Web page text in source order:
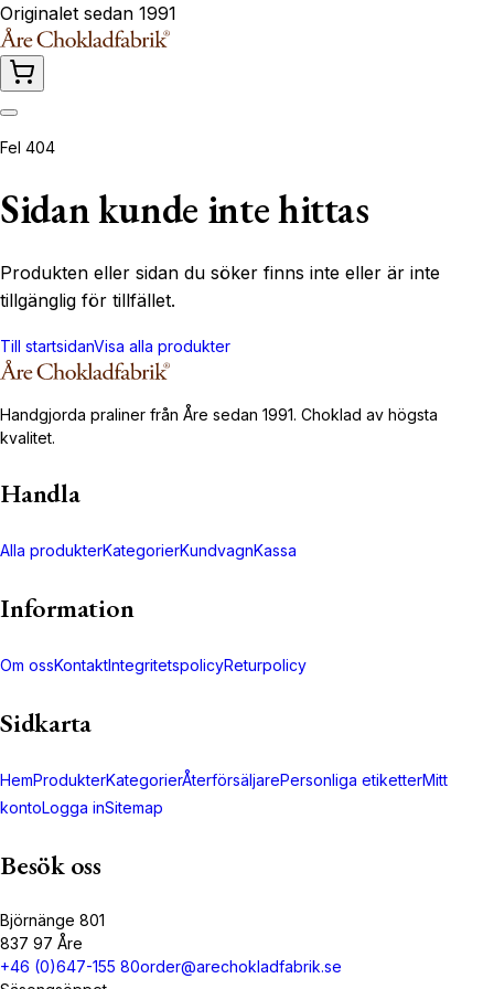
Originalet sedan 1991
Fel 404
Sidan kunde inte hittas
Produkten eller sidan du söker finns inte eller är inte
tillgänglig för tillfället.
Till startsidanVisa alla produkter
Handgjorda praliner från Åre sedan 1991. Choklad av högsta
kvalitet.
Handla
Alla produkterKategorierKundvagnKassa
Information
Om ossKontaktIntegritetspolicyReturpolicy
Sidkarta
HemProdukterKategorierÅterförsäljarePersonliga etiketterMitt
kontoLogga inSitemap
Besök oss
Björnänge 801
837 97 Åre
+46 (0)647-155 80order@arechokladfabrik.se